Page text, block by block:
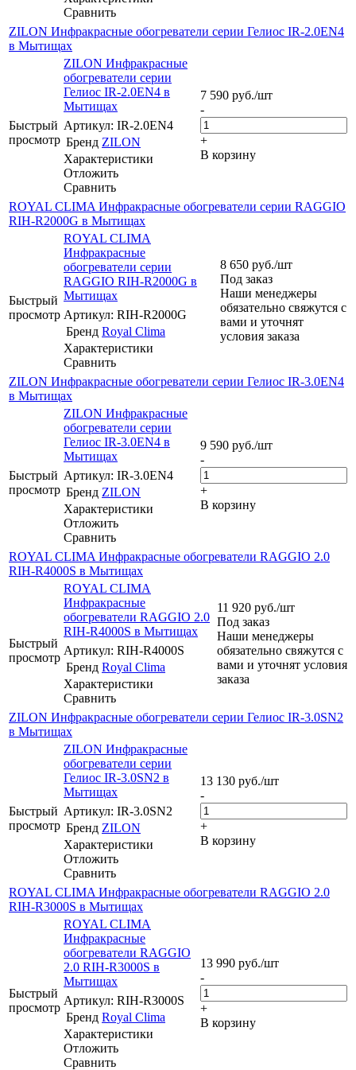
Сравнить
ZILON Инфракрасные обогреватели серии Гелиос IR-2.0EN4
в Мытищах
Быстрый
просмотр
ZILON Инфракрасные
обогреватели серии
Гелиос IR-2.0EN4 в
Мытищах
Артикул: IR-2.0EN4
Бренд ZILON
Характеристики
Отложить
Сравнить
7 590 руб./шт
-
+
В корзину
ROYAL CLIMA Инфракрасные обогреватели серии RAGGIO
RIH-R2000G в Мытищах
Быстрый
просмотр
ROYAL CLIMA
Инфракрасные
обогреватели серии
RAGGIO RIH-R2000G в
Мытищах
Артикул: RIH-R2000G
Бренд Royal Clima
Характеристики
Сравнить
8 650 руб./шт
Под заказ
Наши менеджеры
обязательно свяжутся с
вами и уточнят
условия заказа
ZILON Инфракрасные обогреватели серии Гелиос IR-3.0EN4
в Мытищах
Быстрый
просмотр
ZILON Инфракрасные
обогреватели серии
Гелиос IR-3.0EN4 в
Мытищах
Артикул: IR-3.0EN4
Бренд ZILON
Характеристики
Отложить
Сравнить
9 590 руб./шт
-
+
В корзину
ROYAL CLIMA Инфракрасные обогреватели RAGGIO 2.0
RIH-R4000S в Мытищах
Быстрый
просмотр
ROYAL CLIMA
Инфракрасные
обогреватели RAGGIO 2.0
RIH-R4000S в Мытищах
Артикул: RIH-R4000S
Бренд Royal Clima
Характеристики
Сравнить
11 920 руб./шт
Под заказ
Наши менеджеры
обязательно свяжутся с
вами и уточнят условия
заказа
ZILON Инфракрасные обогреватели серии Гелиос IR-3.0SN2
в Мытищах
Быстрый
просмотр
ZILON Инфракрасные
обогреватели серии
Гелиос IR-3.0SN2 в
Мытищах
Артикул: IR-3.0SN2
Бренд ZILON
Характеристики
Отложить
Сравнить
13 130 руб./шт
-
+
В корзину
ROYAL CLIMA Инфракрасные обогреватели RAGGIO 2.0
RIH-R3000S в Мытищах
Быстрый
просмотр
ROYAL CLIMA
Инфракрасные
обогреватели RAGGIO
2.0 RIH-R3000S в
Мытищах
Артикул: RIH-R3000S
Бренд Royal Clima
Характеристики
Отложить
Сравнить
13 990 руб./шт
-
+
В корзину